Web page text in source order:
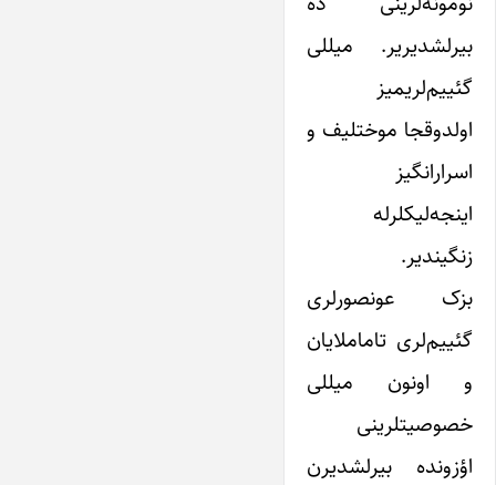
بیرلشدیریر. میللی
گئییم‌لریمیز
اولدوقجا موختلیف و
اسرارانگیز
اینجه‌لیکلرله
زنگیندیر.
بزک عونصورلری
گئییم‌لری تاماملایان
و اونون میللی
خصوصیتلرینی
اؤزونده بیرلشدیرن